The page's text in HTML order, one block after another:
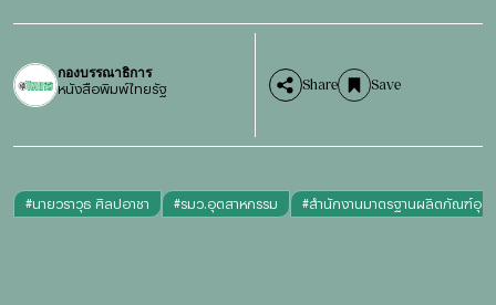
กองบรรณาธิการ
หนังสือพิมพ์ไทยรัฐ Share Save
#นายวราวุธ ศิลปอาชา #รมว.อุตสาหกรรม #สำนักงานมาตรฐานผลิตภัณฑ์อุต